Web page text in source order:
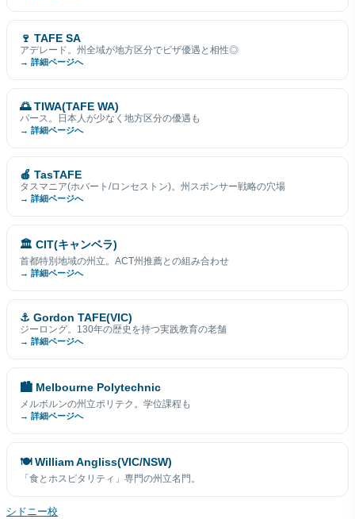
🍷 TAFE SA
アデレード。州全域が地方区分でビザ優遇と相性◎
→ 詳細ページへ
🌅 TIWA(TAFE WA)
パース。日本人が少なく地方区分の優遇も
→ 詳細ページへ
🍎 TasTAFE
タスマニア(ホバート/ロンセストン)。州スポンサー戦略の穴場
→ 詳細ページへ
🏛 CIT(キャンベラ)
首都特別地域の州立。ACT州推薦との組み合わせ
→ 詳細ページへ
⚓ Gordon TAFE(VIC)
ジーロング。130年の歴史を持つ実践教育の老舗
→ 詳細ページへ
🏙 Melbourne Polytechnic
メルボルンの州立ポリテク。学位課程も
→ 詳細ページへ
🍽 William Angliss(VIC/NSW)
「食とホスピタリティ」専門の州立名門。
シドニー校